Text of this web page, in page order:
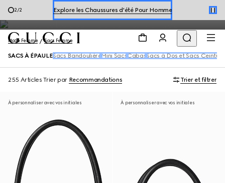
1/2 Explorer les Chaussures d'été Pour Femme
Explore les Chaussures d'été Pour Homme
sacs à bandoulière : modèle avec chaîne, sacs seaux et grands
formats porté épaule.
Mode Femme Sacs Femme
SACS À ÉPAULE Sacs BandoulièreMini Sacs Cabas Sacs à Dos et Sacs Ceinture
255 Articles Trier par Recommandations Trier et filtrer
À personnaliser avec vos initiales À personnaliser avec vos initiales